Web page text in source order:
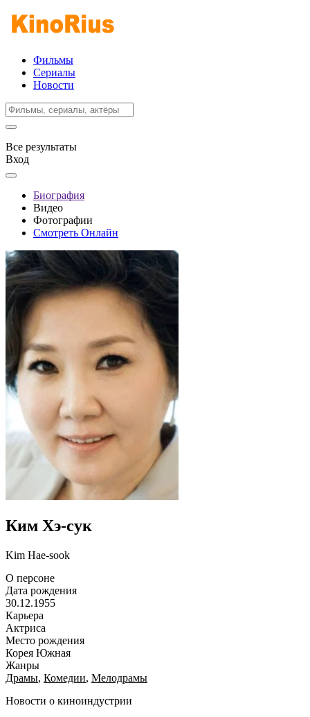
Фильмы
Сериалы
Новости
Все результаты
Вход
Биография
Видео
Фотографии
Смотреть Онлайн
Ким Хэ-сук
Kim Hae-sook
О персоне
Дата рождения
30.12.1955
Карьера
Актриса
Место рождения
Корея Южная
Жанры
Драмы, Комедии, Мелодрамы
Новости о киноиндустрии